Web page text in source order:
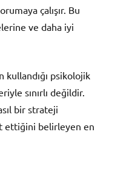
çalışır. Bu
ve daha iyi
kullandığı psikolojik
sınırlı değildir.
bir strateji
ettiğini belirleyen en